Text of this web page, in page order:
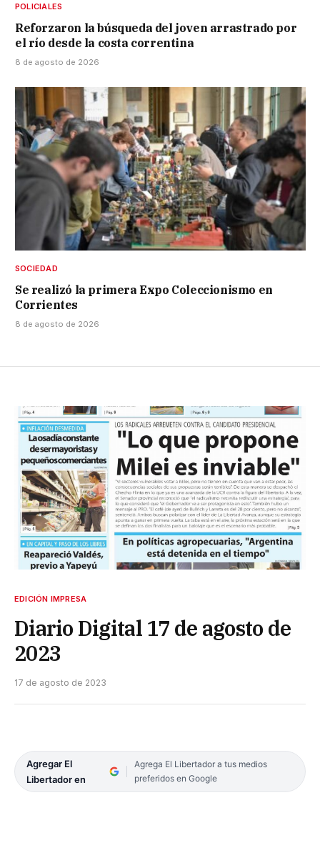
POLICIALES
Reforzaron la búsqueda del joven arrastrado por
el río desde la costa correntina
8 de agosto de 2026
SOCIEDAD
Se realizó la primera Expo Coleccionismo en
Corrientes
8 de agosto de 2026
EDICIÓN IMPRESA
Diario Digital 17 de agosto de
2023
17 de agosto de 2023
Agregar El
Libertador en
Agrega El Libertador a tus medios
preferidos en Google